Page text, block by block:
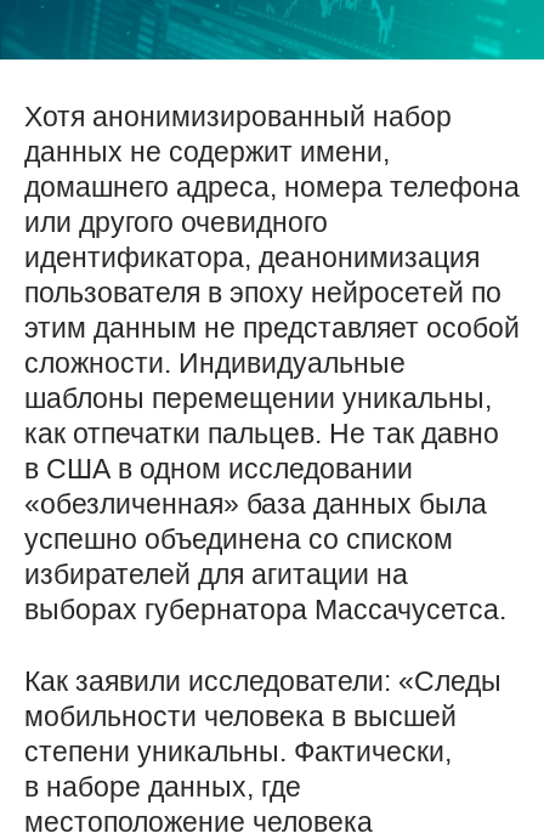
Хотя анонимизированный набор
данных не содержит имени,
домашнего адреса, номера телефона
или другого очевидного
идентификатора, деанонимизация
пользователя в эпоху нейросетей по
этим данным не представляет особой
сложности. Индивидуальные
шаблоны перемещении уникальны,
как отпечатки пальцев. Не так давно
в США в одном исследовании
«обезличенная» база данных была
успешно объединена со списком
избирателей для агитации на
выборах губернатора Массачусетса.
Как заявили исследователи: «Следы
мобильности человека в высшей
степени уникальны. Фактически,
в наборе данных, где
местоположение человека